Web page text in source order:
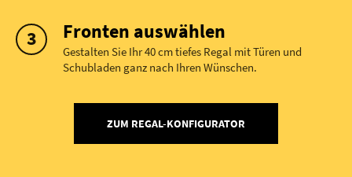
Fronten auswählen
Gestalten Sie Ihr 40 cm tiefes Regal mit Türen und
Schubladen ganz nach Ihren Wünschen.
ZUM REGAL-KONFIGURATOR